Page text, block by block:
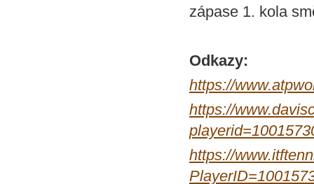
zápase 1. kola
Odkazy:
https://
https://
https://